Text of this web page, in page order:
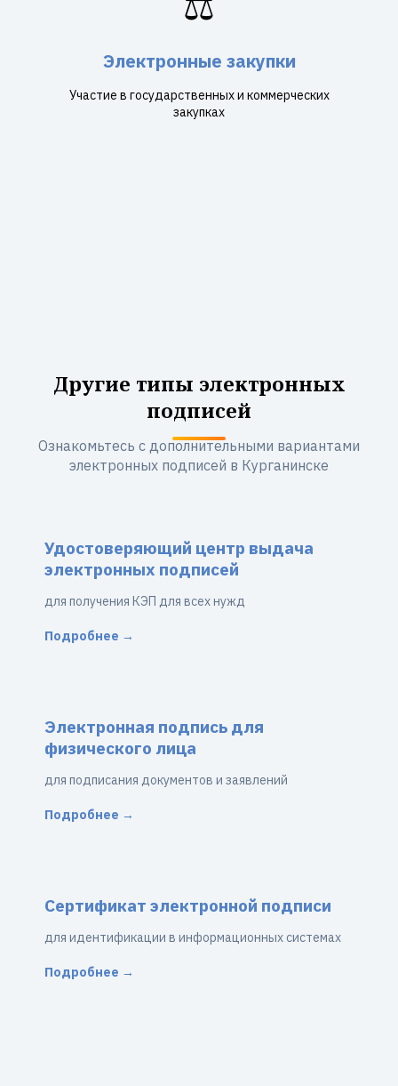
Электронные закупки
Участие в государственных и коммерческих
закупках
Другие типы электронных
подписей
Ознакомьтесь с дополнительными вариантами
электронных подписей в Курганинске
Удостоверяющий центр выдача
электронных подписей
для получения КЭП для всех нужд
Подробнее →
Электронная подпись для
физического лица
для подписания документов и заявлений
Подробнее →
Сертификат электронной подписи
для идентификации в информационных системах
Подробнее →